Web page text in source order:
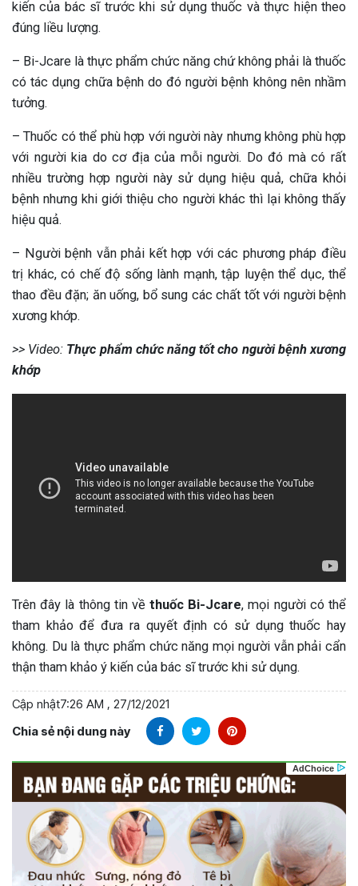
kiến của bác sĩ trước khi sử dụng thuốc và thực hiện theo
đúng liều lượng.
– Bi-Jcare là thực phẩm chức năng chứ không phải là thuốc
có tác dụng chữa bệnh do đó người bệnh không nên nhầm
tưởng.
– Thuốc có thể phù hợp với người này nhưng không phù hợp
với người kia do cơ địa của mỗi người. Do đó mà có rất
nhiều trường hợp người này sử dụng hiệu quả, chữa khỏi
bệnh nhưng khi giới thiệu cho người khác thì lại không thấy
hiệu quả.
– Người bệnh vẫn phải kết hợp với các phương pháp điều
trị khác, có chế độ sống lành mạnh, tập luyện thể dục, thể
thao đều đặn; ăn uống, bổ sung các chất tốt với người bệnh
xương khớp.
>> Video: Thực phẩm chức năng tốt cho người bệnh xương
khớp
Trên đây là thông tin vềthuốc Bi-Jcare, mọi người có thể
tham khảo để đưa ra quyết định có sử dụng thuốc hay
không. Du là thực phẩm chức năng mọi người vẫn phải cẩn
thận tham khảo ý kiến của bác sĩ trước khi sử dụng.
Cập nhật7:26 AM , 27/12/2021
Chia sẻ nội dung này